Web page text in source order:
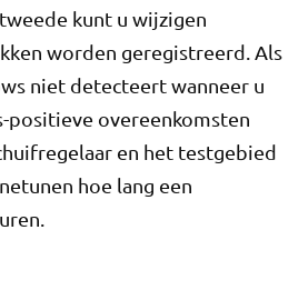
kunt u wijzigen
worden geregistreerd. Als
niet detecteert wanneer u
positieve overeenkomsten
en het testgebied
hoe lang een